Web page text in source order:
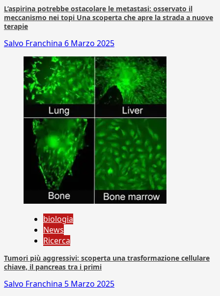
L’aspirina potrebbe ostacolare le metastasi: osservato il
meccanismo nei topi Una scoperta che apre la strada a nuove
terapie
Salvo Franchina 6 Marzo 2025
biologia
News
Ricerca
Tumori più aggressivi: scoperta una trasformazione cellulare
chiave, il pancreas tra i primi
Salvo Franchina 5 Marzo 2025